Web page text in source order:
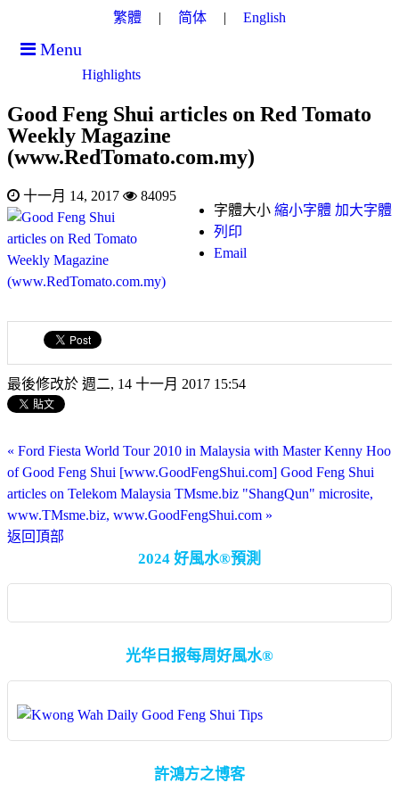
繁體 简体 English
Menu
Highlights
Good Feng Shui articles on Red Tomato
Weekly Magazine
(www.RedTomato.com.my)
十一月 14, 2017
84095
字體大小 縮小字體 加大字體
列印
Email
最後修改於 週二, 14 十一月 2017 15:54
« Ford Fiesta World Tour 2010 in Malaysia with Master Kenny Hoo
of Good Feng Shui [www.GoodFengShui.com] Good Feng Shui
articles on Telekom Malaysia TMsme.biz "ShangQun" microsite,
www.TMsme.biz, www.GoodFengShui.com »
返回頂部
2024 好風水®預測
光华日报每周好風水®
許鴻方之博客